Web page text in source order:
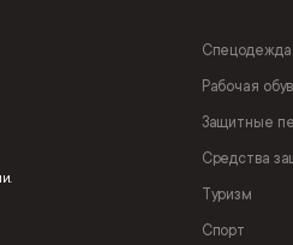
Спецодежда
Рабочая
Защитные
Средства
Туризм
Спорт